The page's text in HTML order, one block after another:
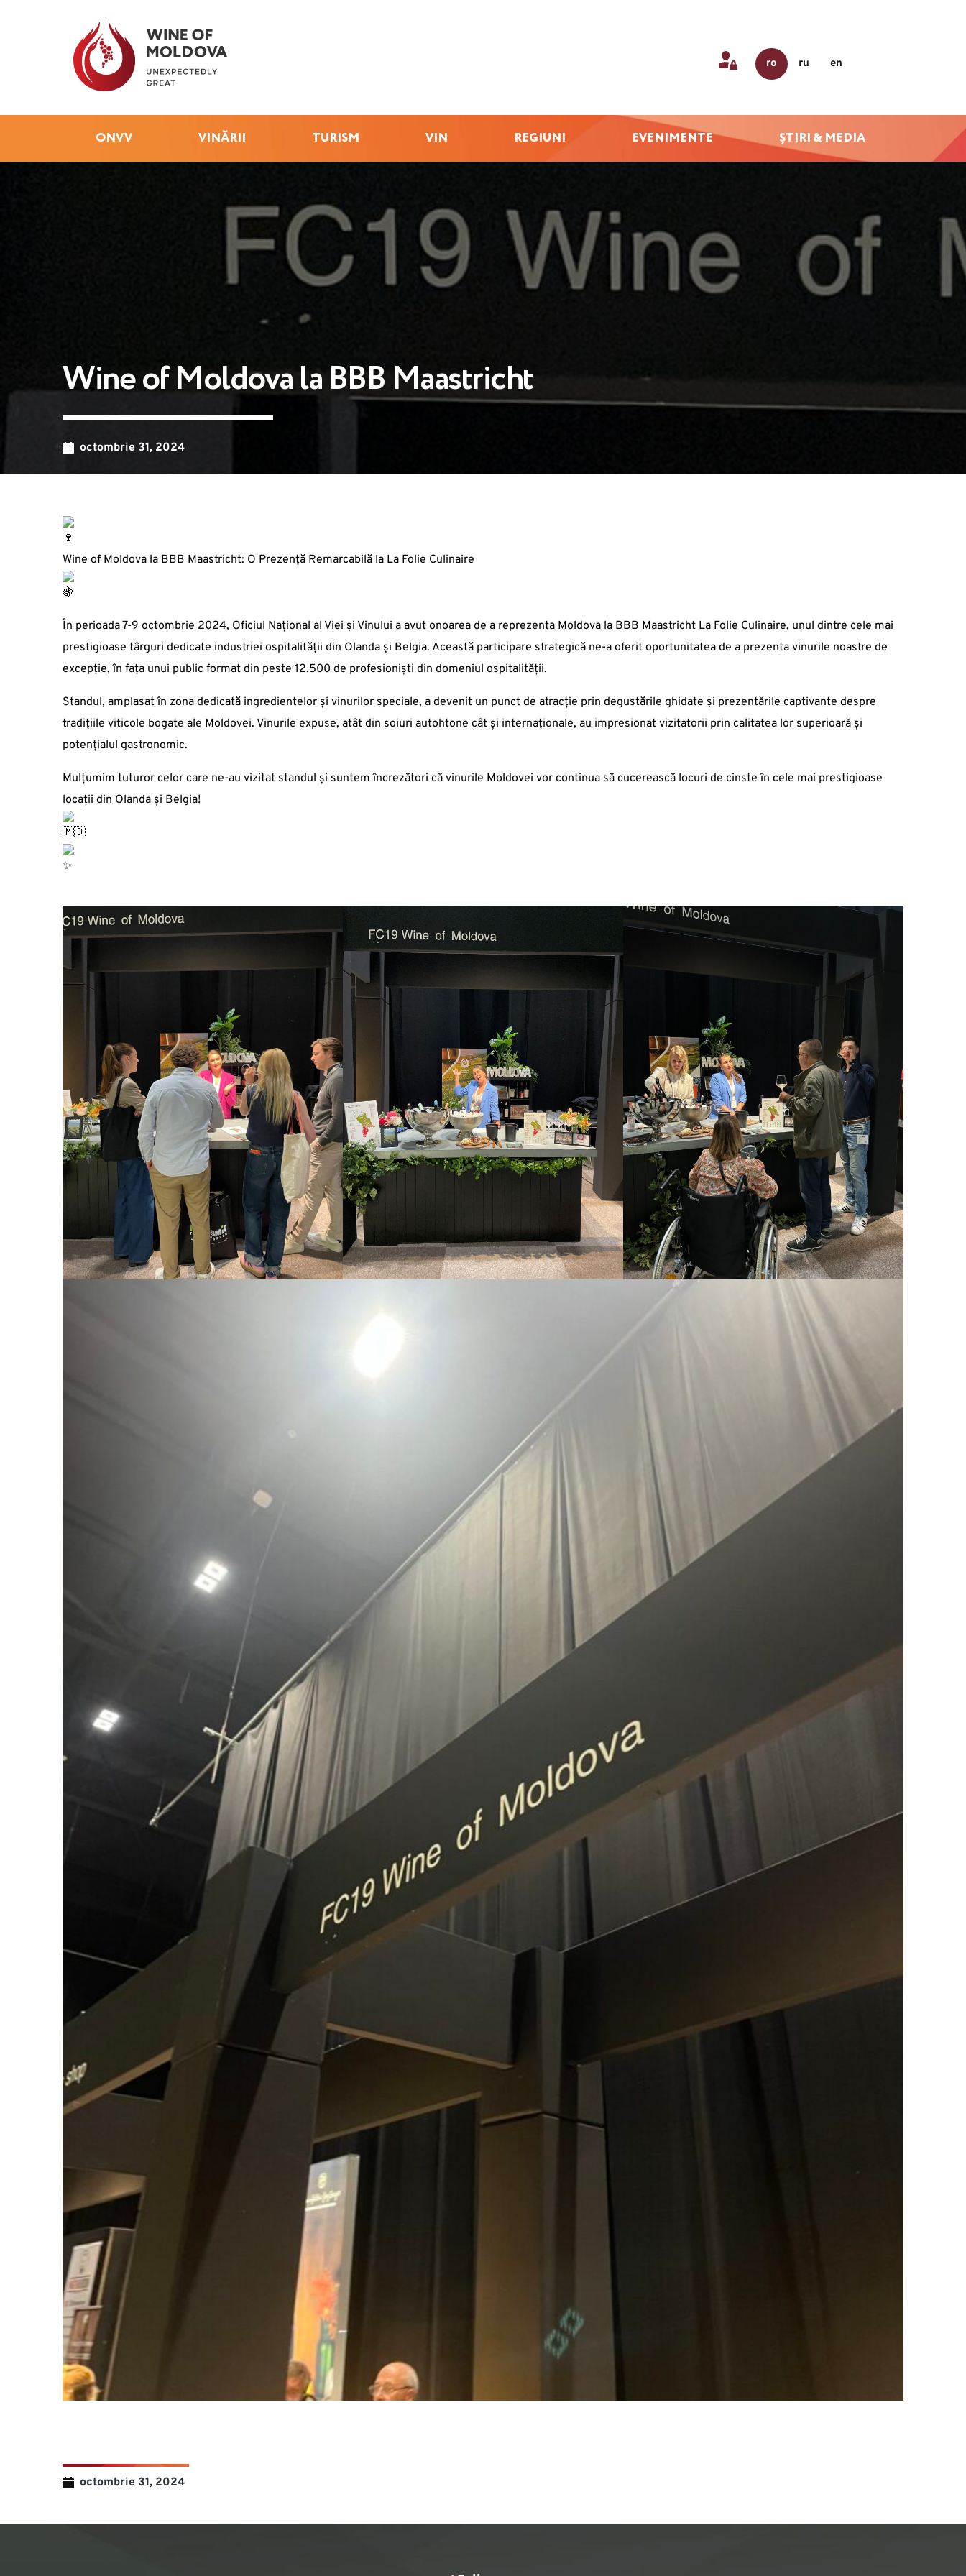
ro ru en
ONVV VINĂRII TURISM VIN REGIUNI EVENIMENTE ȘTIRI & MEDIA
Wine of Moldova la BBB Maastricht
octombrie 31, 2024
Wine of Moldova la BBB Maastricht: O Prezență Remarcabilă la La Folie Culinaire
În perioada 7-9 octombrie 2024, Oficiul Național al Viei și Vinului a avut onoarea de a reprezenta Moldova la BBB Maastricht La Folie Culinaire, unul dintre cele mai
prestigioase târguri dedicate industriei ospitalității din Olanda și Belgia. Această participare strategică ne-a oferit oportunitatea de a prezenta vinurile noastre de
excepție, în fața unui public format din peste 12.500 de profesioniști din domeniul ospitalității.
Standul, amplasat în zona dedicată ingredientelor și vinurilor speciale, a devenit un punct de atracție prin degustările ghidate și prezentările captivante despre
tradițiile viticole bogate ale Moldovei. Vinurile expuse, atât din soiuri autohtone cât și internaționale, au impresionat vizitatorii prin calitatea lor superioară și
potențialul gastronomic.
Mulțumim tuturor celor care ne-au vizitat standul și suntem încrezători că vinurile Moldovei vor continua să cucerească locuri de cinste în cele mai prestigioase
locații din Olanda și Belgia!
octombrie 31, 2024